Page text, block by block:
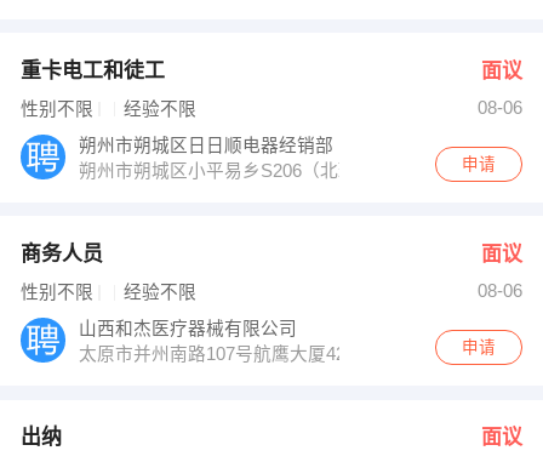
重卡电工和徒工 面议
性别不限 经验不限
08-06
朔州市朔城区日日顺电器经销部
朔州市朔城区小平易乡S206（北环路）
申请
商务人员 面议
性别不限 经验不限
08-06
山西和杰医疗器械有限公司
太原市并州南路107号航鹰大厦423室
申请
出纳 面议